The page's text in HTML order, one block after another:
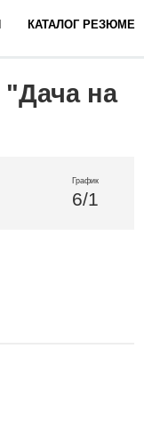
КАТАЛОГ РЕЗЮМЕ
на
График
6/1